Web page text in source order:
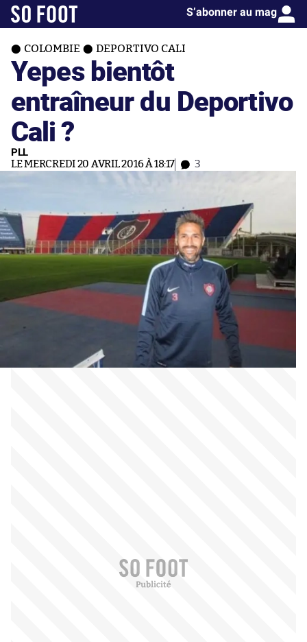
S’abonner au mag
COLOMBIE DEPORTIVO CALI
Yepes bientôt
entraîneur du Deportivo
Cali ?
PLL
LE MERCREDI 20 AVRIL 2016 À 18:17 3